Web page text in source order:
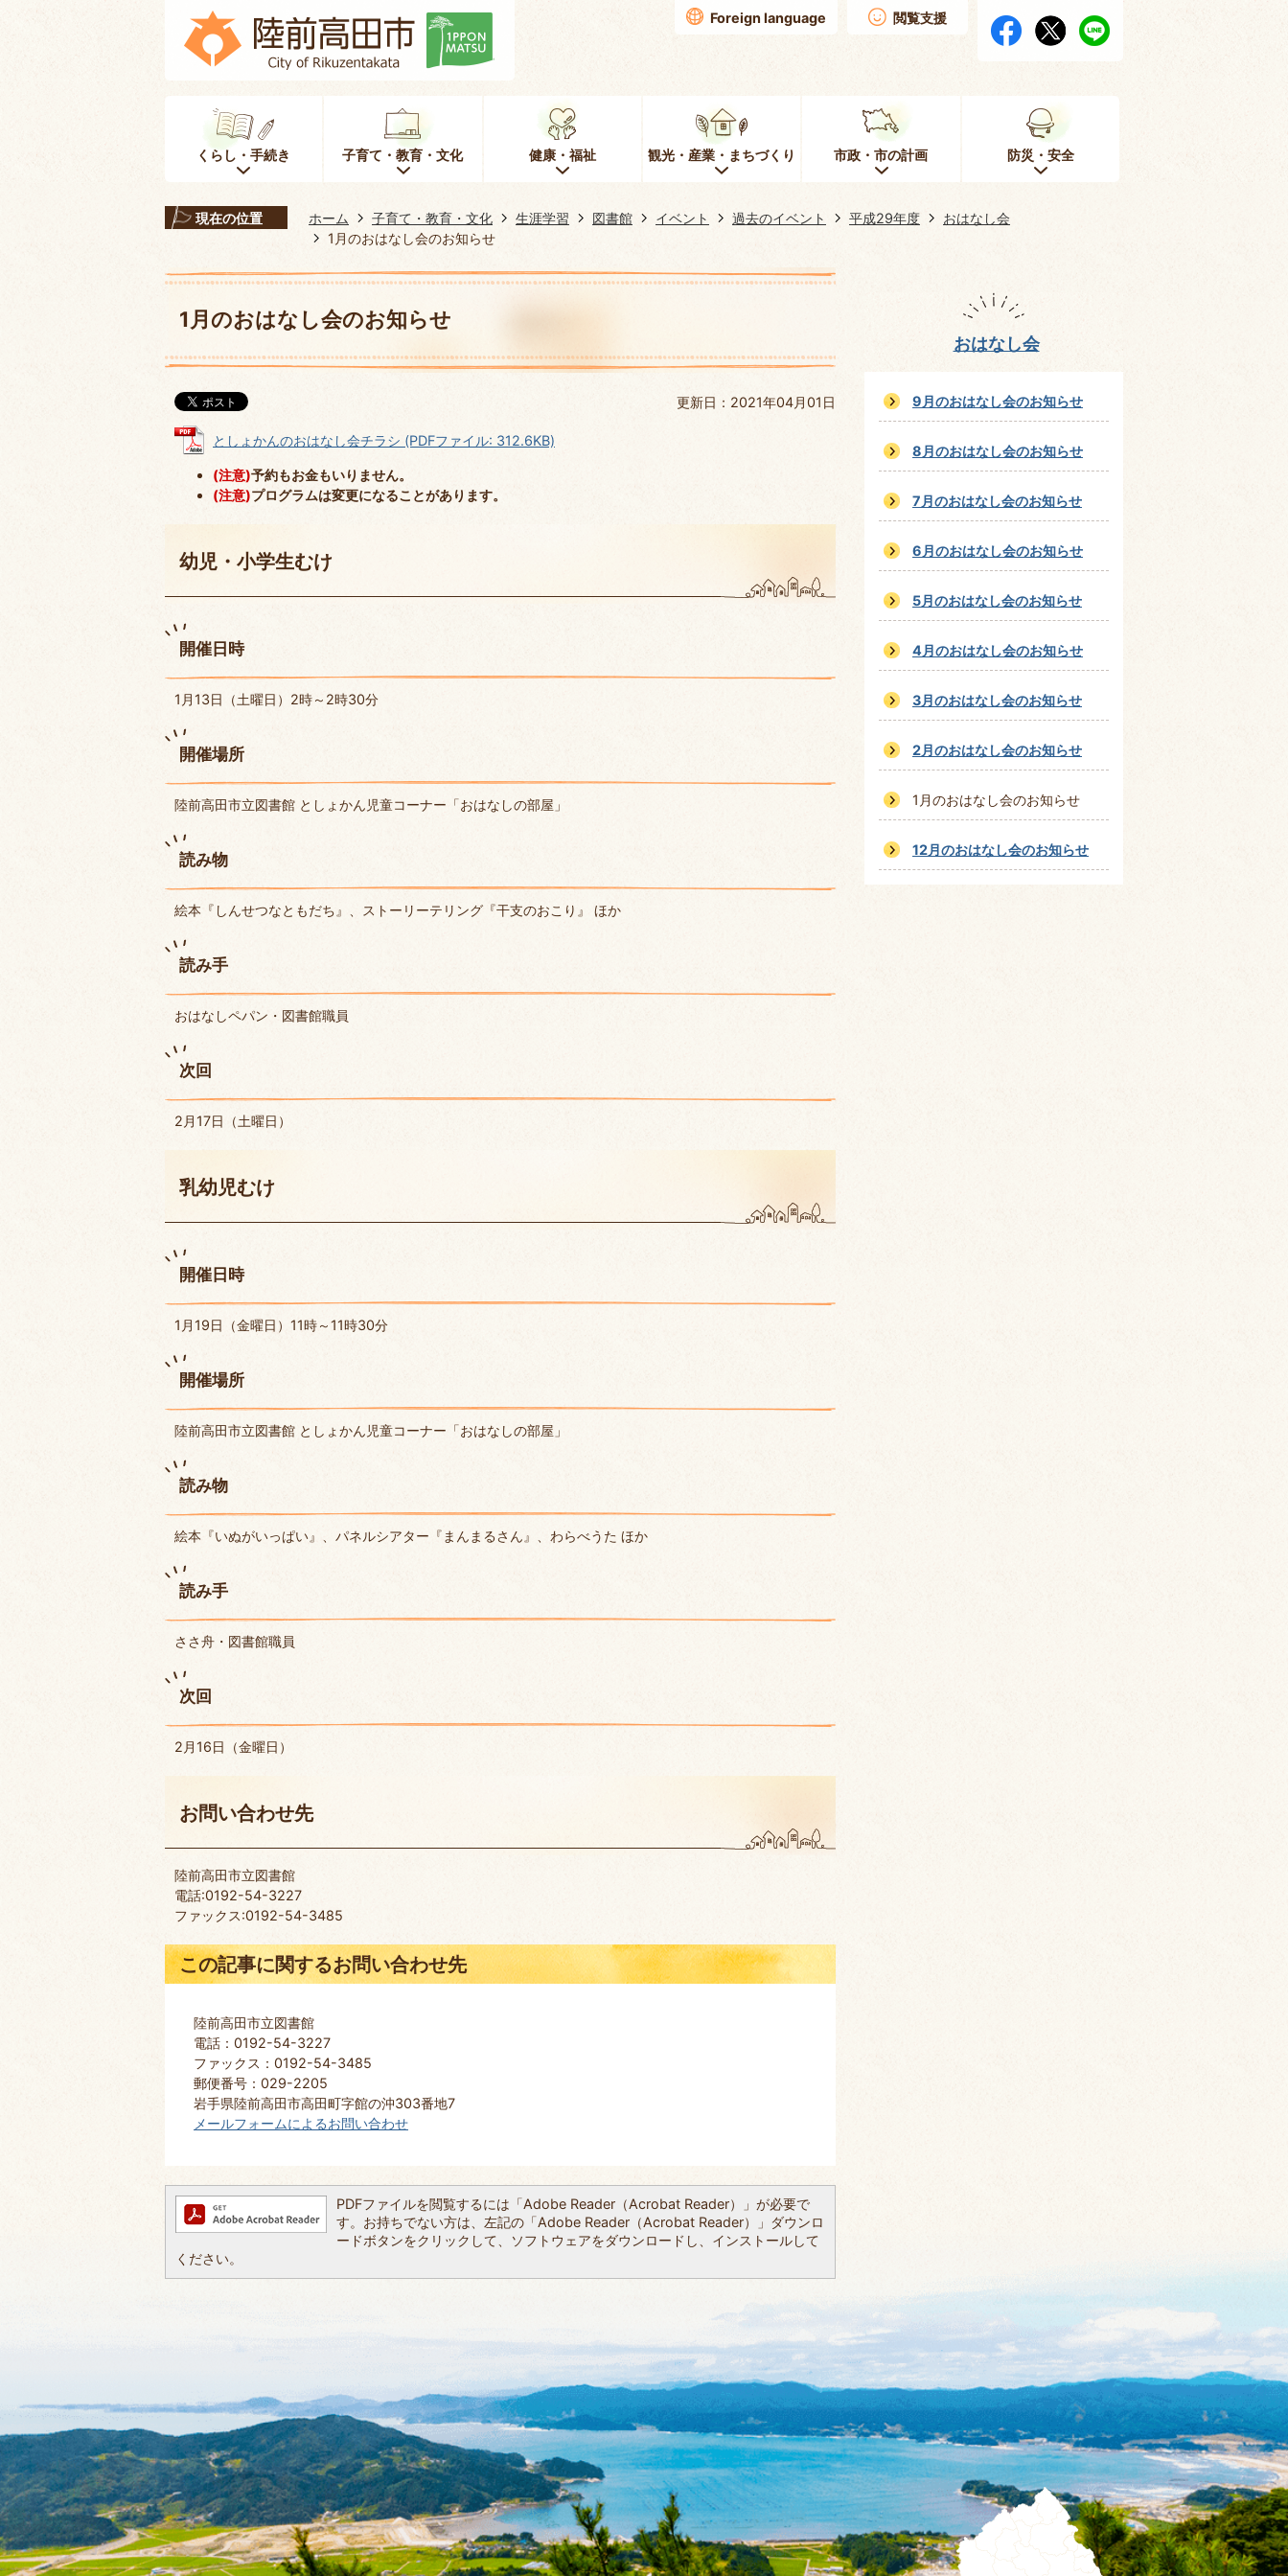
Foreign language 閲覧支援
くらし・手続き 子育て・教育・文化 健康・福祉 観光・産業・まちづくり 市政・市の計画 防災・安全
現在の位置 ホーム 子育て・教育・文化 生涯学習 図書館 イベント 過去のイベント 平成29年度
おはなし会
1月のおはなし会のお知らせ
1月のおはなし会のお知らせ
更新日：2021年04月01日
としょかんのおはなし会チラシ (PDFファイル: 312.6KB)
(注意)予約もお金もいりません。
(注意)プログラムは変更になることがあります。
幼児・小学生むけ
開催日時
1月13日（土曜日）2時～2時30分
開催場所
陸前高田市立図書館 としょかん児童コーナー「おはなしの部屋」
読み物
絵本『しんせつなともだち』、ストーリーテリング『干支のおこり』 ほか
読み手
おはなしペパン・図書館職員
次回
2月17日（土曜日）
乳幼児むけ
開催日時
1月19日（金曜日）11時～11時30分
開催場所
陸前高田市立図書館 としょかん児童コーナー「おはなしの部屋」
読み物
絵本『いぬがいっぱい』、パネルシアター『まんまるさん』、わらべうた ほか
読み手
ささ舟・図書館職員
次回
2月16日（金曜日）
お問い合わせ先
陸前高田市立図書館
電話:0192-54-3227
ファックス:0192-54-3485
この記事に関するお問い合わせ先
陸前高田市立図書館
電話：0192-54-3227
ファックス：0192-54-3485
郵便番号：029-2205
岩手県陸前高田市高田町字館の沖303番地7
メールフォームによるお問い合わせ
PDFファイルを閲覧するには「Adobe Reader（Acrobat Reader）」が必要で
す。お持ちでない方は、左記の「Adobe Reader（Acrobat Reader）」ダウンロ
ードボタンをクリックして、ソフトウェアをダウンロードし、インストールして
ください。
おはなし会
9月のおはなし会のお知らせ
8月のおはなし会のお知らせ
7月のおはなし会のお知らせ
6月のおはなし会のお知らせ
5月のおはなし会のお知らせ
4月のおはなし会のお知らせ
3月のおはなし会のお知らせ
2月のおはなし会のお知らせ
1月のおはなし会のお知らせ
12月のおはなし会のお知らせ